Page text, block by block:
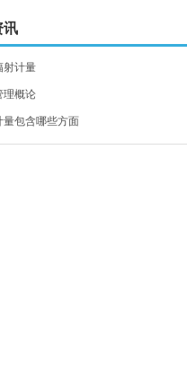
讯
射计量
理概论
量包含哪些方面